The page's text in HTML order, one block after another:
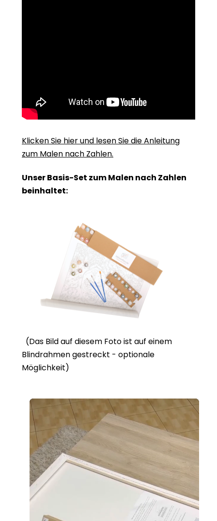
Klicken Sie hier und lesen Sie die Anleitung
zum Malen nach Zahlen.
Unser Basis-Set zum Malen nach Zahlen
beinhaltet:
(Das Bild auf diesem Foto ist auf einem
Blindrahmen gestreckt - optionale
Möglichkeit)